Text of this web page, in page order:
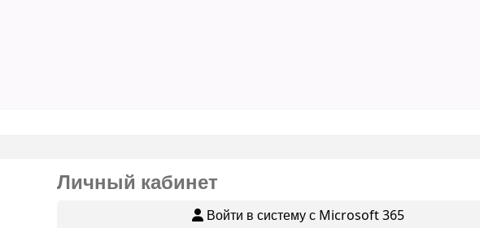
Личный кабинет
Войти в систему с Microsoft 365